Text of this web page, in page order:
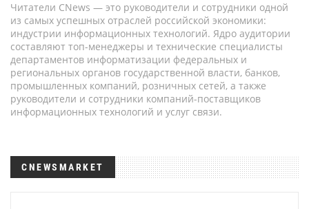
Читатели CNews — это руководители и сотрудники одной
из самых успешных отраслей российской экономики:
индустрии информационных технологий. Ядро аудитории
составляют топ-менеджеры и технические специалисты
департаментов информатизации федеральных и
региональных органов государственной власти, банков,
промышленных компаний, розничных сетей, а также
руководители и сотрудники компаний-поставщиков
информационных технологий и услуг связи.
CNEWSMARKET